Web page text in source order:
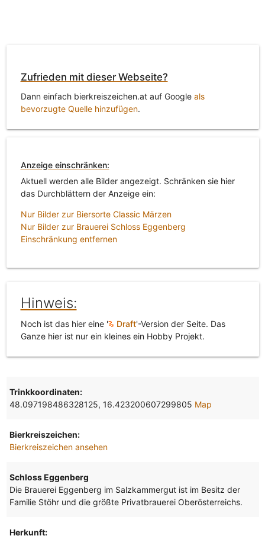
Zufrieden mit dieser Webseite?
Dann einfach bierkreiszeichen.at auf Google als
bevorzugte Quelle hinzufügen.
Anzeige einschränken:
Aktuell werden alle Bilder angezeigt. Schränken sie hier
das Durchblättern der Anzeige ein:
Nur Bilder zur Biersorte Classic Märzen
Nur Bilder zur Brauerei Schloss Eggenberg
Einschränkung entfernen
Hinweis:
Noch ist das hier eine ' Draft'-Version der Seite. Das
Ganze hier ist nur ein kleines ein Hobby Projekt.
Trinkkoordinaten:
48.097198486328125, 16.423200607299805 Map
Bierkreiszeichen:
Bierkreiszeichen ansehen
Schloss Eggenberg
Die Brauerei Eggenberg im Salzkammergut ist im Besitz der
Familie Stöhr und die größte Privatbrauerei Oberösterreichs.
Herkunft: